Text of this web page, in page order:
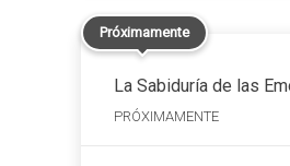
Próximamente
La Sabiduría de las
PRÓXIMAMENTE